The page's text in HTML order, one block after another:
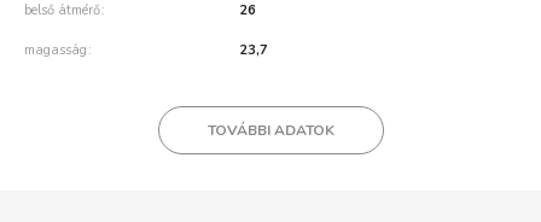
belső átmérő 26
magasság 23,7
TOVÁBBI ADATOK